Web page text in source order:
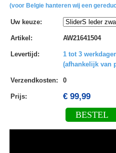
(voor Belgie hanteren wij een
Uw keuze:
Artikel : AW21641504
Levertijd :
1 tot 3
(afhankelijk van
Verzendkosten: 0
Prijs: € 99,99
BESTEL